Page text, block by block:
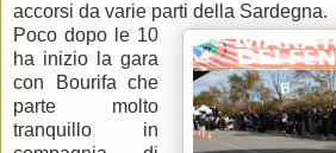
accorsi da varie parti della Sardegna.
Poco dopo le 10
ha inizio la gara
con Bourifa che
parte molto
tranquillo in